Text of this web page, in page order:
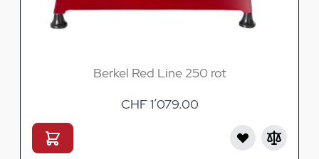
Berkel Red Line 250 rot
CHF 1’079.00